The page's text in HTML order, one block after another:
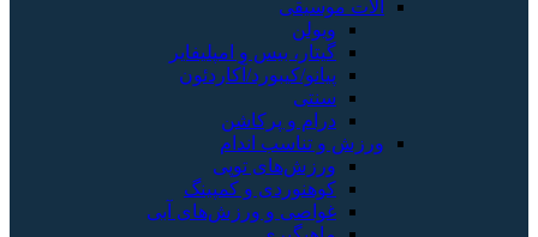
آلات موسیقی
ویولن
گیتار، بیس و امپلیفایر
پیانو/کیبورد/آکاردئون
سنتی
درام و پرکاشن
ورزش و تناسب اندام
ورزش‌های توپی
کوهنوردی و کمپینگ
غواصی و ورزش‌های آبی